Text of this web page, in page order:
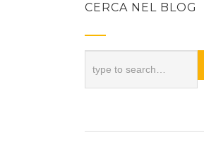
CERCA NEL BLOG